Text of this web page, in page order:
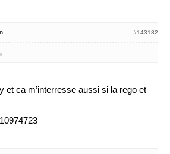
#143182
et ca m’interresse aussi si la rego et